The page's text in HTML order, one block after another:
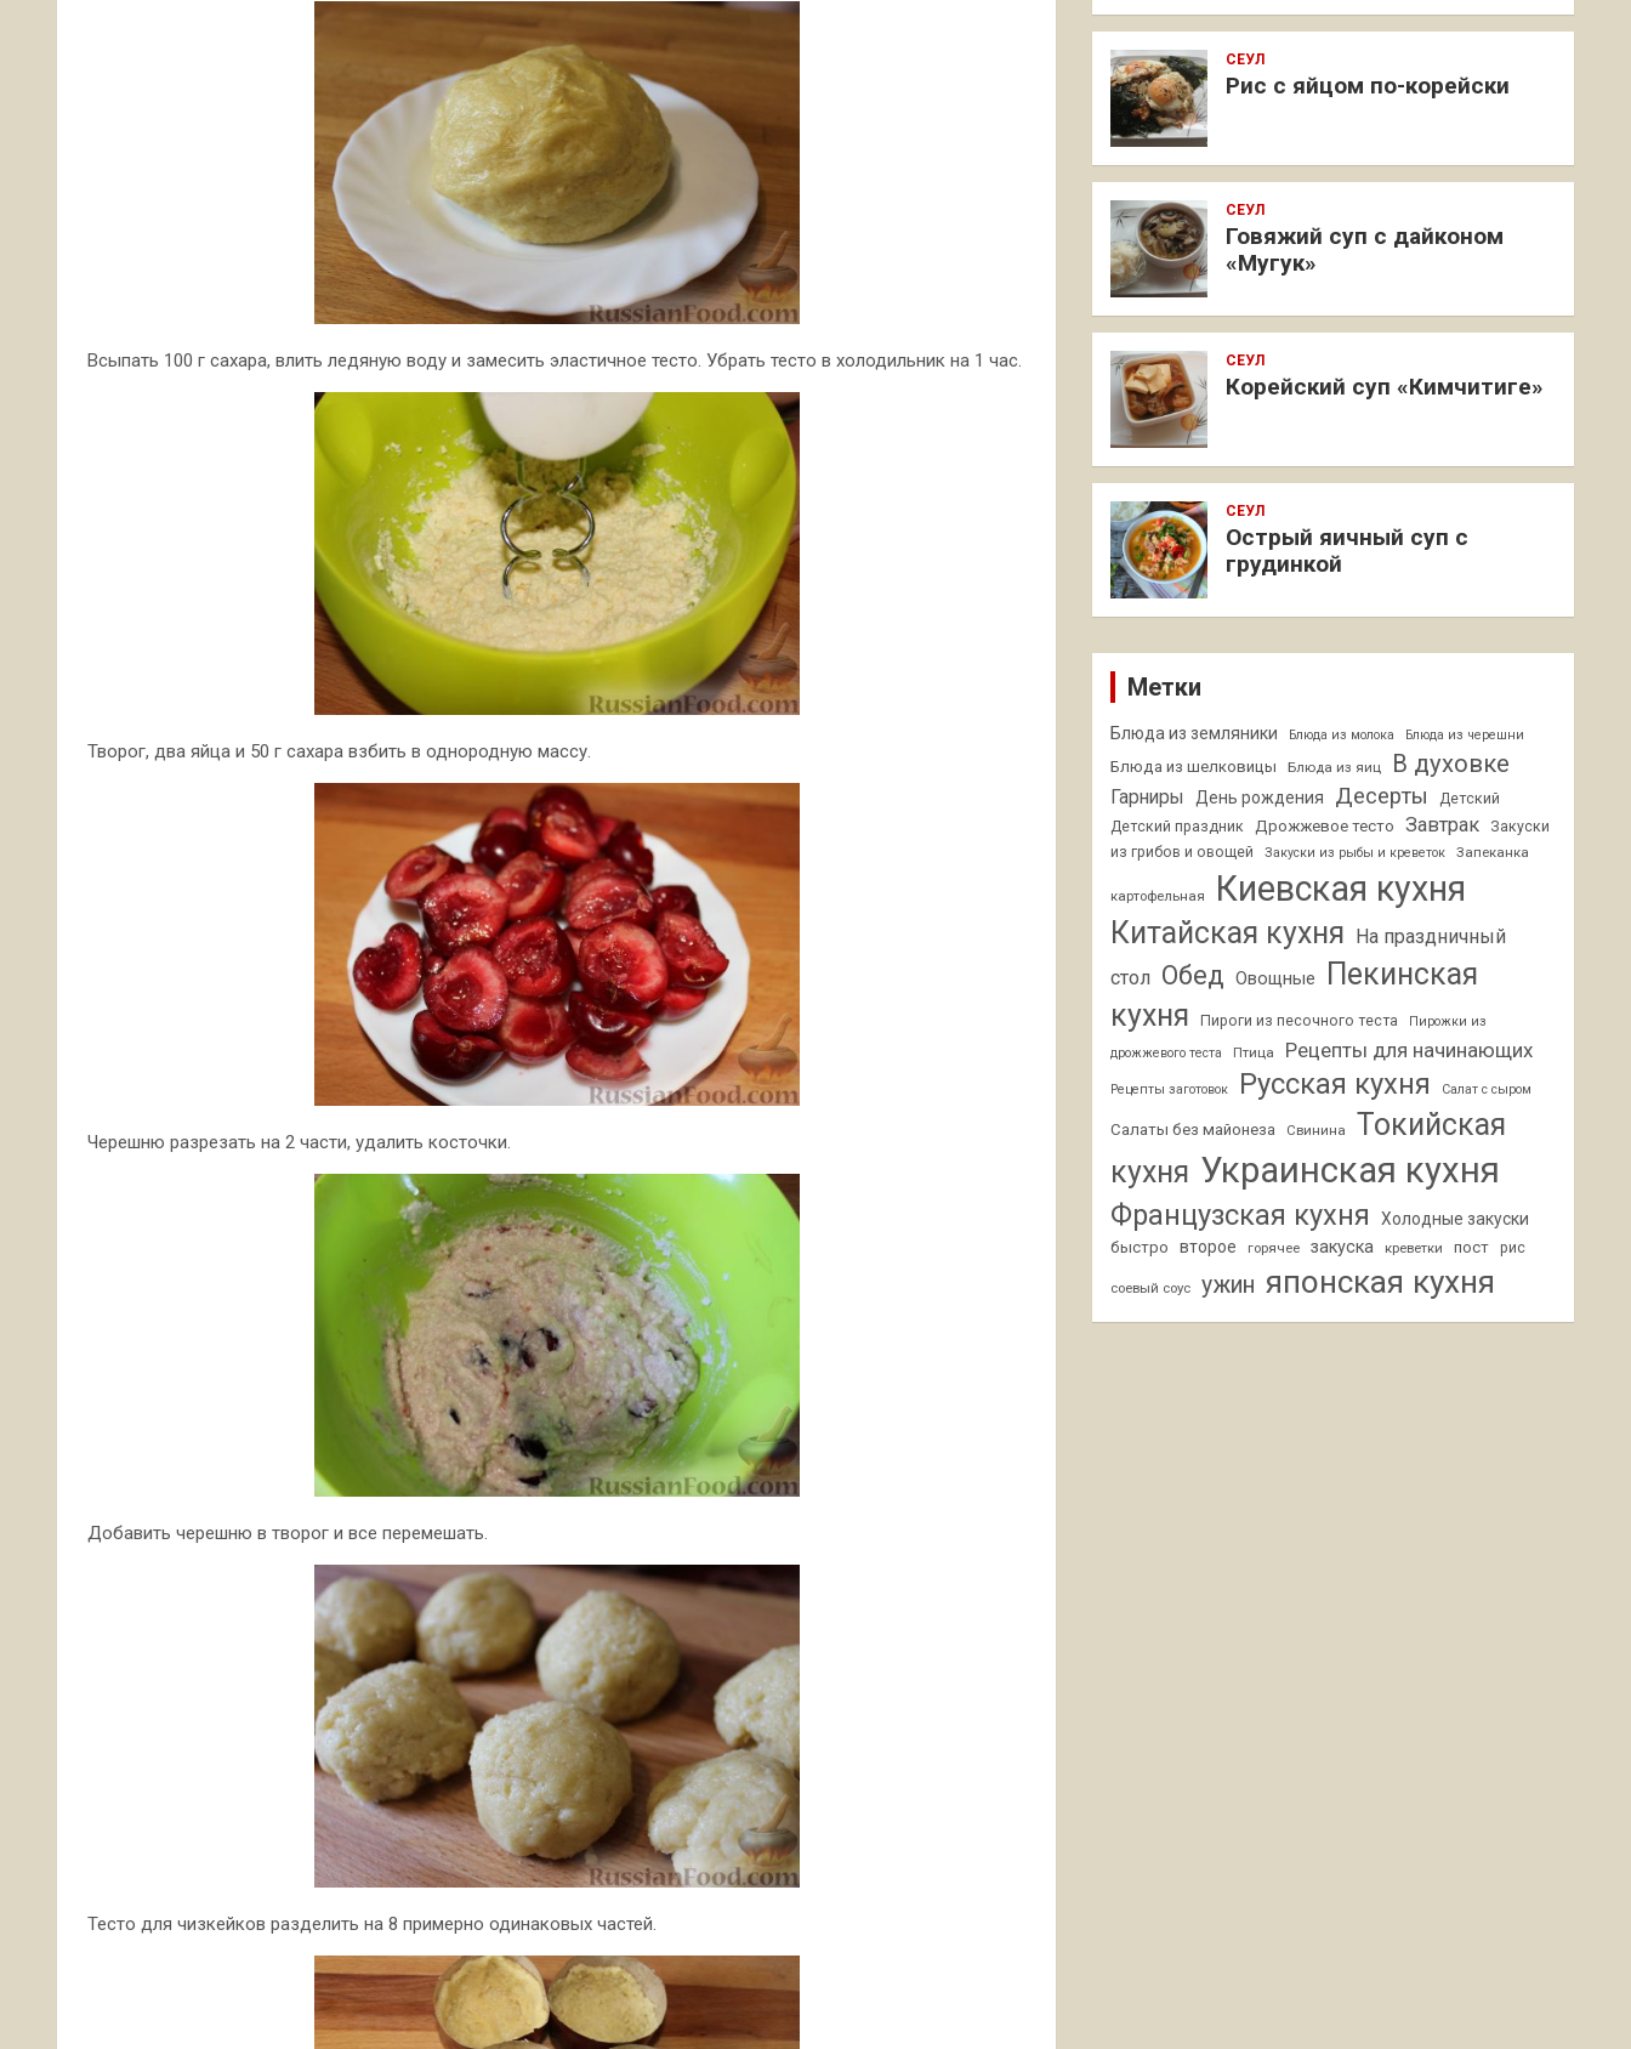
Всыпать 100 г сахара, влить ледяную воду и замесить эластичное тесто. Убрать тесто в холодильник на 1 час.
Творог, два яйца и 50 г сахара взбить в однородную массу.
Черешню разрезать на 2 части, удалить косточки.
Добавить черешню в творог и все перемешать.
Тесто для чизкейков разделить на 8 примерно одинаковых частей.
СЕУЛ
Рис с яйцом по-корейски
СЕУЛ
Говяжий суп с дайконом
«Мугук»
СЕУЛ
Корейский суп «Кимчитиге»
СЕУЛ
Острый яичный суп с
грудинкой
Метки
Блюда из земляники Блюда из молока Блюда из черешни
Блюда из шелковицы Блюда из яиц В духовке
Гарниры День рождения Десерты
Детский
Детский праздник
Дрожжевое тесто Завтрак
Закуски
из грибов и овощей
Закуски из рыбы и креветок Запеканка
картофельная Киевская кухня
Китайская кухня На праздничный
стол Обед Овощные
Пекинская
кухня
Пироги из песочного теста
Пирожки из
дрожжевого теста
Птица Рецепты для начинающих
Рецепты заготовок Русская кухня Салат с сыром
Салаты без майонеза Свинина
Токийская
кухня Украинская кухня
Французская кухня Холодные закуски
быстро второе горячее закуска креветки пост рис
соевый соус ужин японская кухня